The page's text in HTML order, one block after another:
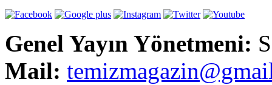
Genel Yayın Yönetmeni:
Mail: t